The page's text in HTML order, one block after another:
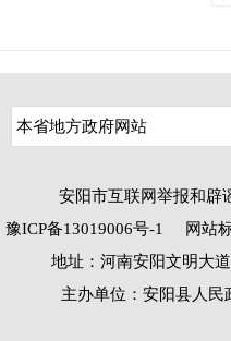
安阳市互联网举报和辟
ICP备13019006号-1
网站标
地址：河南安阳文明大
主办单位：安阳县人